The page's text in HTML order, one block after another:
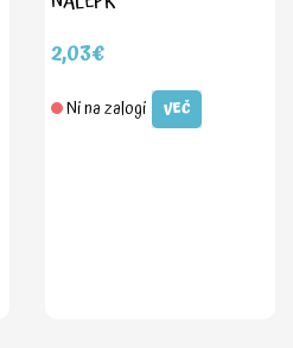
2,03€
Ni na zalogi VEČ